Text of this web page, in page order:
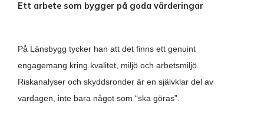
Ett arbete som bygger på goda värderingar
På Länsbygg tycker han att det finns ett genuint
engagemang kring kvalitet, miljö och arbetsmiljö.
Riskanalyser och skyddsronder är en självklar del av
vardagen, inte bara något som “ska göras”.